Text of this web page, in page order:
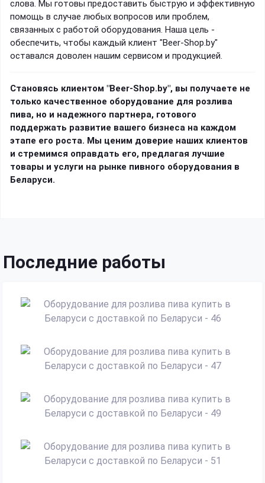
слова. Мы готовы предоставить быструю и эффективную
помощь в случае любых вопросов или проблем,
связанных с работой оборудования. Наша цель -
обеспечить, чтобы каждый клиент "Beer-Shop.by"
оставался доволен нашим сервисом и продукцией.
Становясь клиентом "Beer-Shop.by", вы получаете не
только качественное оборудование для розлива
пива, но и надежного партнера, готового
поддержать развитие вашего бизнеса на каждом
этапе его роста. Мы ценим доверие наших клиентов
и стремимся оправдать его, предлагая лучшие
товары и услуги на рынке пивного оборудования в
Беларуси.
Последние работы